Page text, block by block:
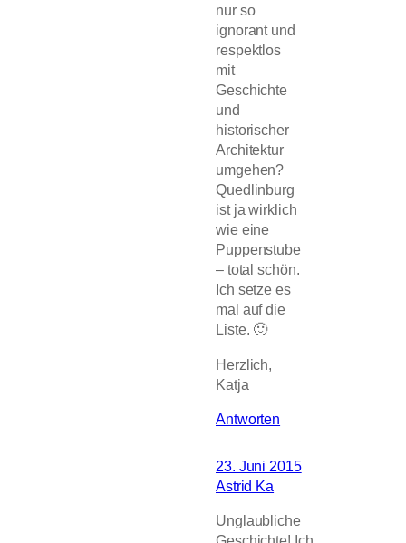
nur so
ignorant und
respektlos
mit
Geschichte
und
historischer
Architektur
umgehen?
Quedlinburg
ist ja wirklich
wie eine
Puppenstube
– total schön.
Ich setze es
mal auf die
Liste. 🙂
Herzlich,
Katja
Antworten
23. Juni 2015
Astrid Ka
Unglaubliche